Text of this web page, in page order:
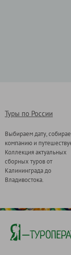
Туры по России
Выбираем дату,
компанию и
Коллекция актуальных
сборных туров от
Калининграда до
Владивостока.